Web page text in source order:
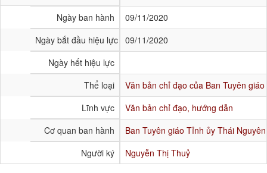
Ngày ban hành
09/11/2020
Ngày bắt đầu hiệu lực 09/11/2020
Ngày hết hiệu lực
Thể loại
Văn bản chỉ đạo của Ban Tuyên
Lĩnh vực
Văn bản chỉ đạo, hướng dẫn
Cơ quan ban hành
Ban Tuyên giáo Tỉnh ủy Thái Nguyên
Người ký
Nguyễn Thị Thuỷ